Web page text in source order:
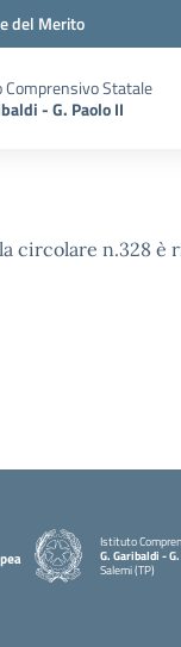
del Merito
Statale
- G. Paolo II
circolare n.328 è
Istituto
G. Garibaldi -
Salemi (TP)